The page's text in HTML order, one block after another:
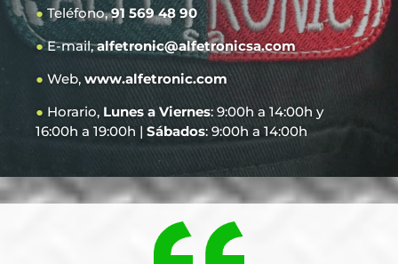
●Teléfono,91 569 48 90
●E-mail,alfetronic@alfetronicsa.com
● Web, www.alfetronic.com
● Horario, Lunes a Viernes: 9:00h a 14:00h y
16:00h a 19:00h | Sábados: 9:00h a 14:00h